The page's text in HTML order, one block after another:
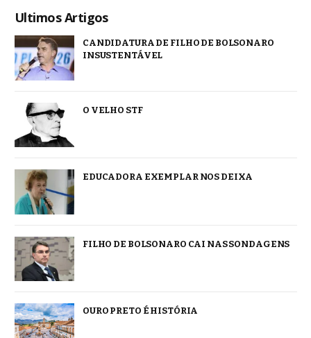
Ultimos Artigos
CANDIDATURA DE FILHO DE BOLSONARO
INSUSTENTÁVEL
O VELHO STF
EDUCADORA EXEMPLAR NOS DEIXA
FILHO DE BOLSONARO CAI NAS SONDAGENS
OURO PRETO É HISTÓRIA